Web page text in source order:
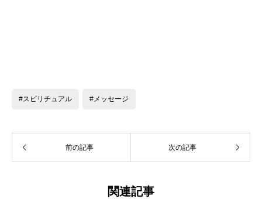
#スピリチュアル #メッセージ
前の記事 次の記事
関連記事